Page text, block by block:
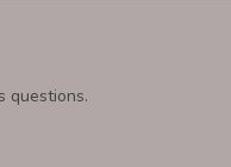
questions.